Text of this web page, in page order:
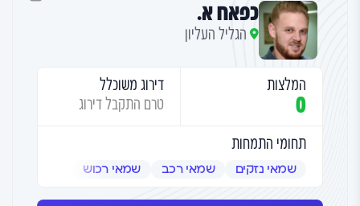
כפאח א.
הגליל העליון
המלצות
0
דירוג משוכלל
טרם התקבל דירוג
תחומי התמחות
שמאי נזקים שמאי רכב שמאי רכוש